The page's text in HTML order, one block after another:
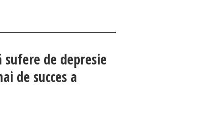
sufere de depresie
de succes a